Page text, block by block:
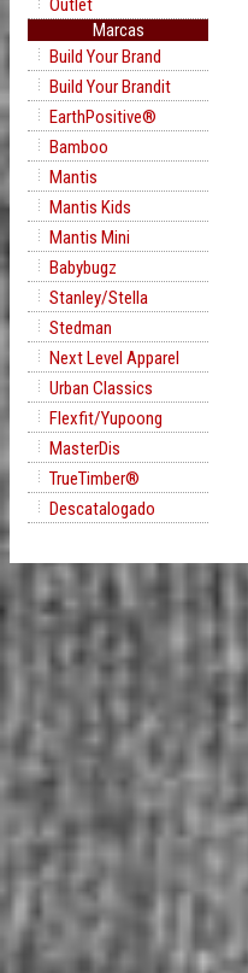
Outlet
Marcas
Build Your Brand
Build Your Brandit
EarthPositive®
Bamboo
Mantis
Mantis Kids
Mantis Mini
Babybugz
Stanley/Stella
Stedman
Next Level Apparel
Urban Classics
Flexfit/Yupoong
MasterDis
TrueTimber®
Descatalogado